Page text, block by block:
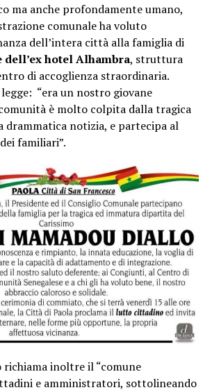
ma anche profondamente umano,
comunale ha voluto
dell’intera città alla famiglia di
dell’ex hotel Alhambra, struttura
di accoglienza straordinaria.
“era un nostro giovane
è molto colpita dalla tragica
drammatica notizia, e partecipa al
familiari”.
inoltre il “comune
e amministratori, sottolineando